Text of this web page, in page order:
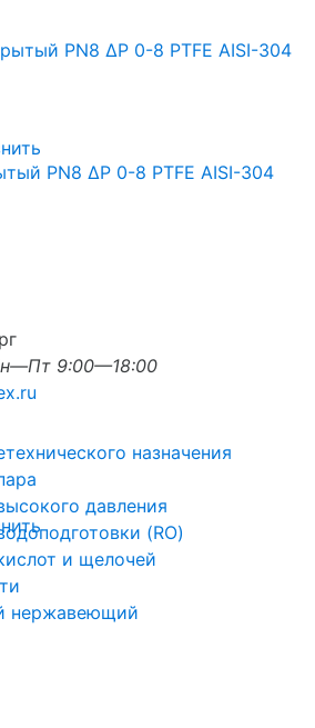
PN8 ∆P 0-8 PTFE AISI-304
9:00—18:00
назначения
давления
(RO)
и щелочей
нержавеющий